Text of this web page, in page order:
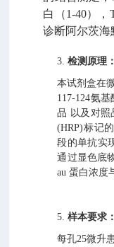
白（1-40），
诊断阿尔茨海
3.检测原理：
本试剂盒在
117-124氨基
品 以及对
(HRP)标记
段的单抗实
通过显色底
au蛋白浓度
5.样本要求：
每孔25微升